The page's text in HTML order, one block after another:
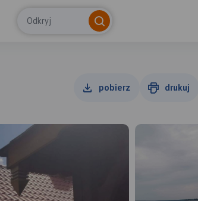
Odkryj
pobierz drukuj